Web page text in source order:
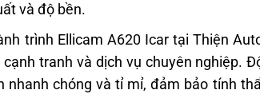
và độ bền.
trình Ellicam A620 Icar tại Thiện
tranh và dịch vụ chuyên nghiệp.
nhanh chóng và tỉ mỉ, đảm bảo tính